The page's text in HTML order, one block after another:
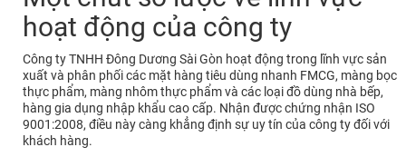
hoạt động của công ty
Công ty TNHH Đông Dương Sài Gòn hoạt động trong lĩnh vực sản
xuất và phân phối các mặt hàng tiêu dùng nhanh FMCG, màng bọc
thực phẩm, màng nhôm thực phẩm và các loại đồ dùng nhà bếp,
hàng gia dụng nhập khẩu cao cấp. Nhận được chứng nhận ISO
9001:2008, điều này càng khẳng định sự uy tín của công ty đối với
khách hàng.